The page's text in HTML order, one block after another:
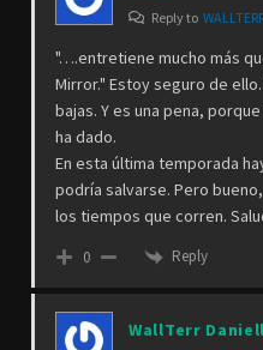
Reply to
"….entretiene mucho más
Mirror." Estoy seguro de
bajas. Y es una pena,
ha dado.
En esta última temporada
podría salvarse. Pero
los tiempos que corren.
0 Reply
WallTerr